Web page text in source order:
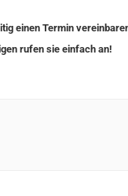
einen Termin
rufen sie einfach an!